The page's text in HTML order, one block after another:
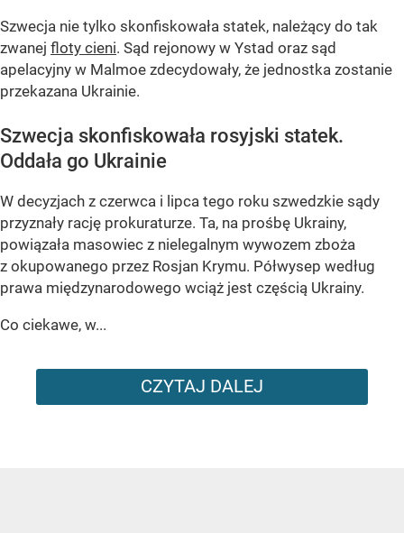
Szwecja nie tylko skonfiskowała statek, należący do tak
zwanej floty cieni. Sąd rejonowy w Ystad oraz sąd
apelacyjny w Malmoe zdecydowały, że jednostka zostanie
przekazana Ukrainie.
Szwecja skonfiskowała rosyjski statek.
Oddała go Ukrainie
W decyzjach z czerwca i lipca tego roku szwedzkie sądy
przyznały rację prokuraturze. Ta, na prośbę Ukrainy,
powiązała masowiec z nielegalnym wywozem zboża
z okupowanego przez Rosjan Krymu. Półwysep według
prawa międzynarodowego wciąż jest częścią Ukrainy.
Co ciekawe, w...
CZYTAJ DALEJ